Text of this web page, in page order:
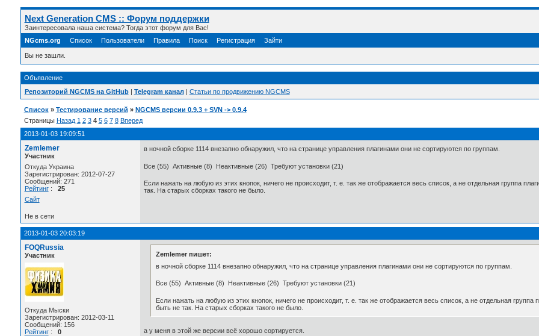
Next Generation CMS :: Форум поддержки
Заинтересовала наша система? Тогда этот форум для Вас!
NGcms.org
Список Пользователи Правила Поиск Регистрация Зайти
Вы не зашли.
Объявление
Репозиторий NGCMS на GitHub| Telegram канал| Статьи по продвижению NGCMS
Список » Тестирование версий » NGCMS версии 0.9.3 + SVN -> 0.9.4
Страницы Назад 1 2 3 4 5 6 7 8 Вперед
2013-01-03 19:09:51
Zemlemer
Участник
Откуда Украина
Зарегистрирован: 2012-07-27
Сообщений: 271
Рейтинг: 25
Сайт
в ночной сборке 1114 внезапно обнаружил, что на странице управления плагинами они не сортируются по группам.
Все (55) Активные (8) Неактивные (26) Требуют установки (21)
Если нажать на любую из этих кнопок, ничего не происходит, т. е. так же отображается весь список, а не отдельная группа
так. На старых сборках такого не было.
Не в сети
2013-01-03 20:03:19
FOQRussia
Участник
Откуда Мыски
Зарегистрирован: 2012-03-11
Сообщений: 156
Рейтинг: 0
Zemlemer пишет:
в ночной сборке 1114 внезапно обнаружил, что на странице управления плагинами они не сортируются по группам.
Все (55) Активные (8) Неактивные (26) Требуют установки (21)
Если нажать на любую из этих кнопок, ничего не происходит, т. е. так же отображается весь список, а не отдельная
быть не так. На старых сборках такого не было.
а у меня в этой же версии всё хорошо сортируется.